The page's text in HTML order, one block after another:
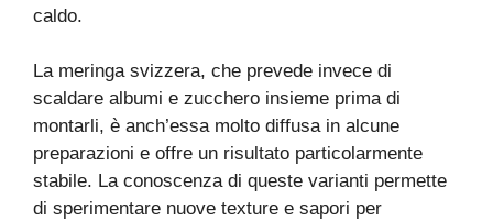
caldo.
La meringa svizzera, che prevede invece di
scaldare albumi e zucchero insieme prima di
montarli, è anch’essa molto diffusa in alcune
preparazioni e offre un risultato particolarmente
stabile. La conoscenza di queste varianti permette
di sperimentare nuove texture e sapori per